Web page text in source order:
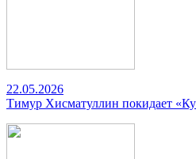
22.05.2026
Тимур Хисматуллин покидает